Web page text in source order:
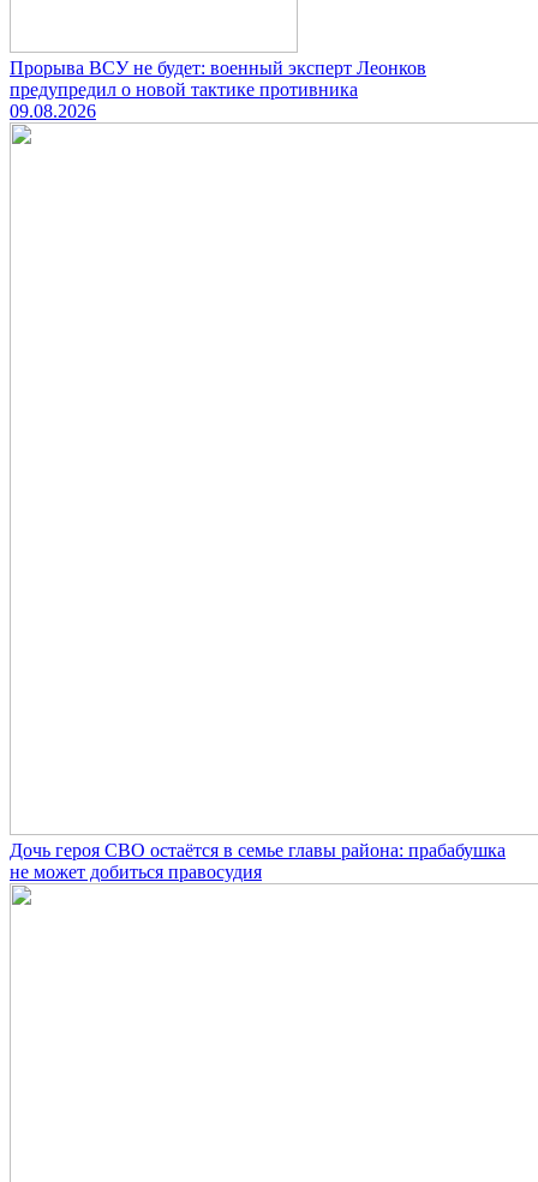
Прорыва ВСУ не будет: военный эксперт Леонков
предупредил о новой тактике противника
09.08.2026
Дочь героя СВО остаётся в семье главы района: прабабушка
не может добиться правосудия